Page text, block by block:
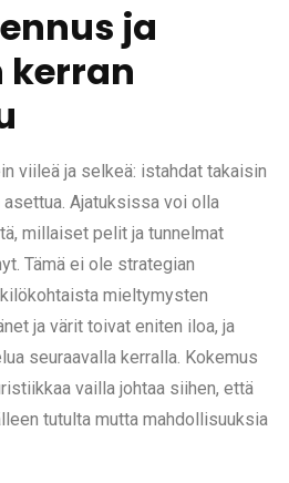
ja
kerran
viileä ja selkeä: istahdat takaisin
Ajatuksissa voi olla
millaiset pelit ja tunnelmat
Tämä ei ole strategian
mieltymysten
ja värit toivat eniten iloa, ja
seuraavalla kerralla. Kokemus
vailla johtaa siihen, että
tutulta mutta mahdollisuuksia